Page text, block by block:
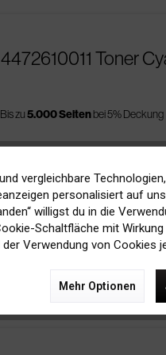
Toner
Bis zu5.000 Seitenbei 5% Deckung
Toner Cyan
vergleichbare
personalisiert auf
willigst du in die
Schaltfläche mit
Verwendung von Cookies
Mehr Optionen